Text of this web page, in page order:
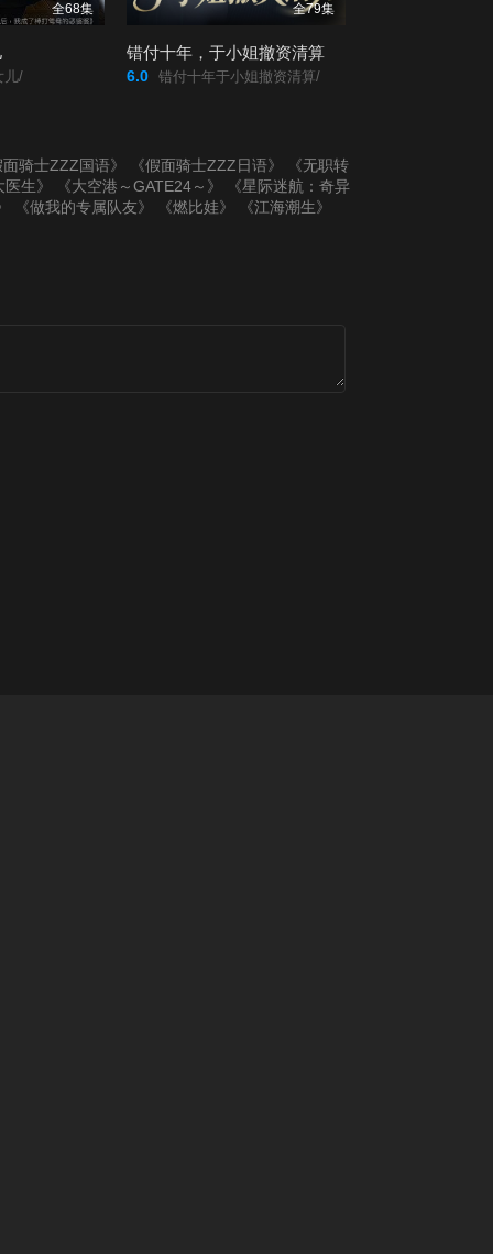
全68集
儿/
全79集
错付十年，于小姐撤资清算
6.0 错付十年于小姐撤资清算/
骑士ZZZ国语》 《假面骑士ZZZ日语》
《无职转
生》
《大空港～GATE24～》
《星际迷航：奇异
《做我的专属队友》 《燃比娃》 《江海潮生》